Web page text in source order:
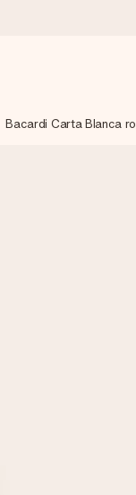
den blixtsnabbt
Google
– med hennes
verkligen berör
kärlek för stunden.
Bacardi Carta Blanca